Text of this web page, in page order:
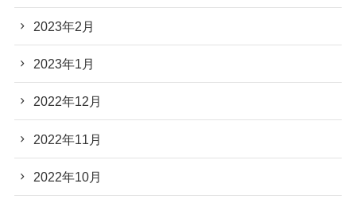
2023年2月
2023年1月
2022年12月
2022年11月
2022年10月